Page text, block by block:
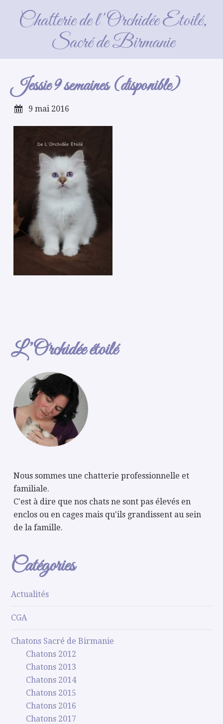
Chatterie de l'Orchidée Etoilé,
Sacré de Birmanie
Jessie 9 semaines (disponible)
Jessie 9 semaines (disponible)
9 mai 2016
L’Orchidée étoilé
Nous sommes une chatterie professionnelle et
familiale.
C'est à dire que nos chats ne sont pas élevés en
enclos ou en cages mais qu'ils grandissent au sein
de la famille.
Catégories
Actualités
CGA
Chatons Sacré de Birmanie
Chatons 2012
Chatons 2013
Chatons 2014
Chatons 2015
Chatons 2016
Chatons 2017